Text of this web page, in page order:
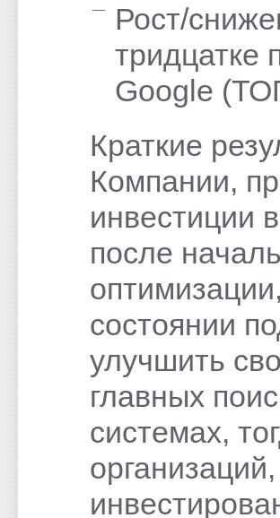
Рост/
тридцатке
Google
Краткие
Компании,
инвестиции
после
состоянии
улучшить
главных
системах,